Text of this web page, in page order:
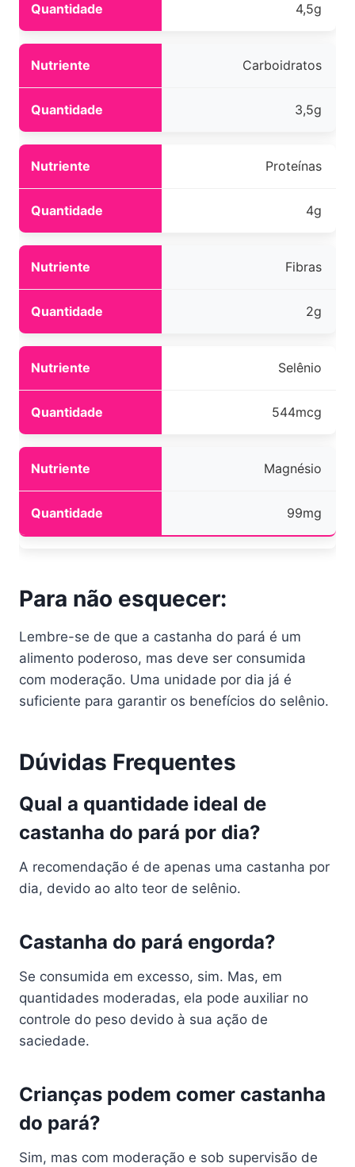
4,5g
Carboidratos
3,5g
Proteínas
4g
Fibras
2g
Selênio
544mcg
Magnésio
99mg
Para não esquecer:
Lembre-se de que a castanha do pará é um
alimento poderoso, mas deve ser consumida
com moderação. Uma unidade por dia já é
suficiente para garantir os benefícios do selênio.
Dúvidas Frequentes
Qual a quantidade ideal de
castanha do pará por dia?
A recomendação é de apenas uma castanha por
dia, devido ao alto teor de selênio.
Castanha do pará engorda?
Se consumida em excesso, sim. Mas, em
quantidades moderadas, ela pode auxiliar no
controle do peso devido à sua ação de
saciedade.
Crianças podem comer castanha
do pará?
Sim, mas com moderação e sob supervisão de